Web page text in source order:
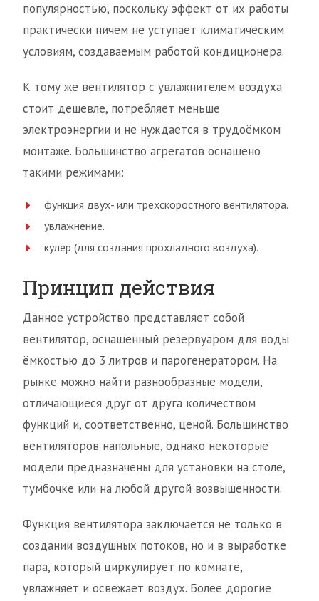
популярностью, поскольку эффект от их работы
практически ничем не уступает климатическим
условиям, создаваемым работой кондиционера.
К тому же вентилятор с увлажнителем воздуха
стоит дешевле, потребляет меньше
электроэнергии и не нуждается в трудоёмком
монтаже. Большинство агрегатов оснащено
такими режимами:
функция двух- или трехскоростного вентилятора.
увлажнение.
кулер (для создания прохладного воздуха).
Принцип действия
Данное устройство представляет собой
вентилятор, оснащенный резервуаром для воды
ёмкостью до 3 литров и парогенератором. На
рынке можно найти разнообразные модели,
отличающиеся друг от друга количеством
функций и, соответственно, ценой. Большинство
вентиляторов напольные, однако некоторые
модели предназначены для установки на столе,
тумбочке или на любой другой возвышенности.
Функция вентилятора заключается не только в
создании воздушных потоков, но и в выработке
пара, который циркулирует по комнате,
увлажняет и освежает воздух. Более дорогие